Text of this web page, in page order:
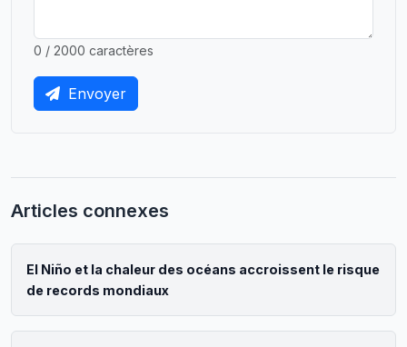
0 / 2000 caractères
Envoyer
Articles connexes
El Niño et la chaleur des océans accroissent le risque
de records mondiaux